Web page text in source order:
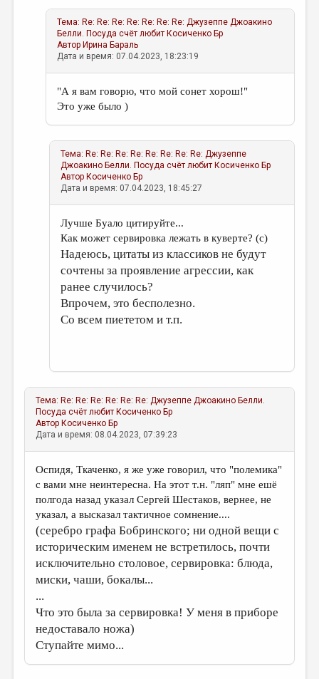
Тема: Re: Re: Re: Re: Re: Re: Re: Джузеппе Джоакино
Белли. Посуда счёт любит Косиченко Бр
Автор Ирина Бараль
Дата и время: 07.04.2023, 18:23:19
"А я вам говорю, что мой сонет хорош!"
Это уже было )
Тема: Re: Re: Re: Re: Re: Re: Re: Re: Джузеппе
Джоакино Белли. Посуда счёт любит Косиченко Бр
Автор Косиченко Бр
Дата и время: 07.04.2023, 18:45:27
Лучше Буало цитируйте...
Как может сервировка лежать в куверте? (c)
Надеюсь, цитаты из классиков не будут
сочтены за проявление агрессии, как
ранее случилось?
Впрочем, это бесполезно.
Со всем пиететом и т.п.
Тема: Re: Re: Re: Re: Re: Re: Джузеппе Джоакино Белли.
Посуда счёт любит Косиченко Бр
Автор Косиченко Бр
Дата и время: 08.04.2023, 07:39:23
Оспидя, Ткаченко, я же уже говорил, что "полемика"
с вами мне неинтересна. На этот т.н. "ляп" мне ешё
полгода назад указал Сергей Шестаков, вернее, не
указал, а высказал тактичное сомнение....
(серебро графа Бобринского; ни одной вещи с
историческим именем не встретилось, почти
исключительно столовое, сервировка: блюда,
миски, чаши, бокалы...
...
Что это была за сервировка! У меня в приборе
недоставало ножа)
Ступайте мимо...